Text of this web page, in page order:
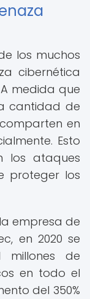
los muchos
cibernética
medida que
cantidad de
en
Esto
los ataques
proteger los
empresa de
en 2020 se
de
en todo el
del 350%